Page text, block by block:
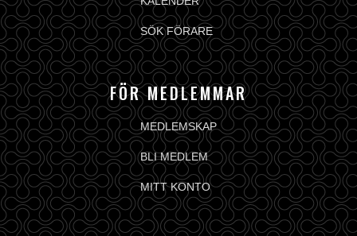
SÖK FÖRARE
FÖR MEDLEMMAR
MEDLEMSKAP
BLI MEDLEM
MITT KONTO